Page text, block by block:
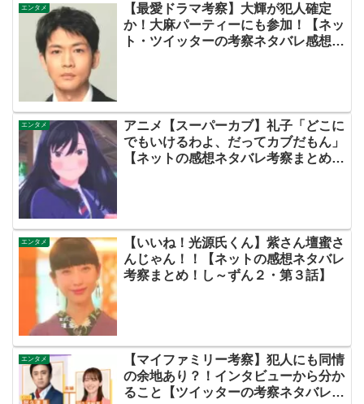
エンタメ
【最愛ドラマ考察】大輝が犯人確定
か！大麻パーティーにも参加！【ネッ
ト・ツイッターの考察ネタバレ感想評
エンタメ
アニメ【スーパーカブ】礼子「どこに
でもいけるわよ、だってカブだもん」
【ネットの感想ネタバレ考察まとめ・
エンタメ
【いいね！光源氏くん】紫さん壇蜜さ
んじゃん！！【ネットの感想ネタバレ
考察まとめ！し～ずん２・第３話】
エンタメ
【マイファミリー考察】犯人にも同情
の余地あり？！インタビューから分か
ること【ツイッターの考察ネタバレ評